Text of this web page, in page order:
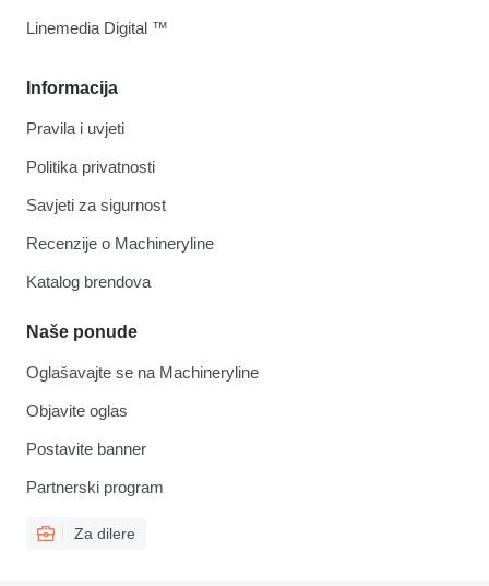
Informacija
Pravila i uvjeti
Politika privatnosti
Savjeti za sigurnost
Recenzije o Machineryline
Katalog brendova
Naše ponude
Oglašavajte se na Machineryline
Objavite oglas
Postavite banner
Partnerski program
Za dilere
Linemedia Digital ™